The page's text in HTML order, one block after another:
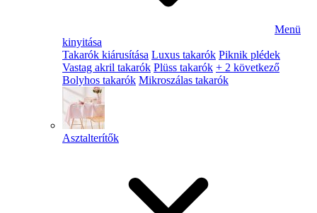
Menü
kinyitása
Takarók kiárusítása Luxus takarók Piknik plédek
Vastag akril takarók Plüss takarók + 2 következő
Bolyhos takarók Mikroszálas takarók
Asztalterítők